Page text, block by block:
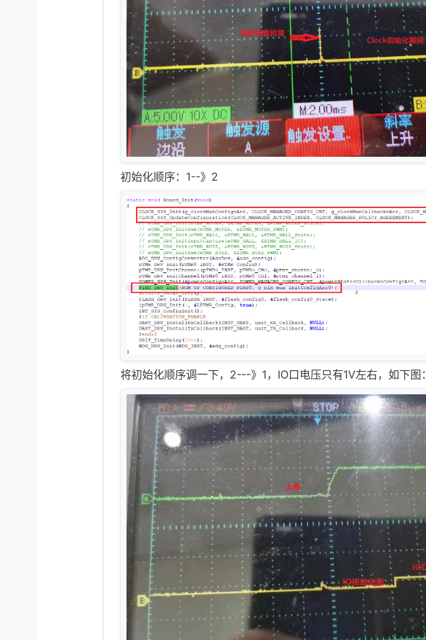
初始化顺序：1--》2
将初始化顺序调一下，2---》1，IO口电压只有1V左右，如下图：